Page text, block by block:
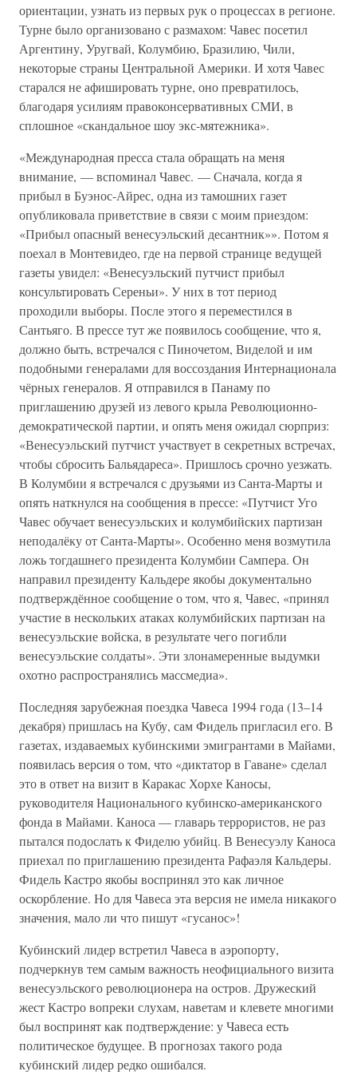
ориентации, узнать из первых рук о процессах в регионе.
Турне было организовано с размахом: Чавес посетил
Аргентину, Уругвай, Колумбию, Бразилию, Чили,
некоторые страны Центральной Америки. И хотя Чавес
старался не афишировать турне, оно превратилось,
благодаря усилиям правоконсервативных СМИ, в
сплошное «скандальное шоу экс-мятежника».
«Международная пресса стала обращать на меня
внимание, — вспоминал Чавес. — Сначала, когда я
прибыл в Буэнос-Айрес, одна из тамошних газет
опубликовала приветствие в связи с моим приездом:
«Прибыл опасный венесуэльский десантник»». Потом я
поехал в Монтевидео, где на первой странице ведущей
газеты увидел: «Венесуэльский путчист прибыл
консультировать Сереньи». У них в тот период
проходили выборы. После этого я переместился в
Сантьяго. В прессе тут же появилось сообщение, что я,
должно быть, встречался с Пиночетом, Виделой и им
подобными генералами для воссоздания Интернационала
чёрных генералов. Я отправился в Панаму по
приглашению друзей из левого крыла Революционно-
демократической партии, и опять меня ожидал сюрприз:
«Венесуэльский путчист участвует в секретных встречах,
чтобы сбросить Бальядареса». Пришлось срочно уезжать.
В Колумбии я встречался с друзьями из Санта-Марты и
опять наткнулся на сообщения в прессе: «Путчист Уго
Чавес обучает венесуэльских и колумбийских партизан
неподалёку от Санта-Марты». Особенно меня возмутила
ложь тогдашнего президента Колумбии Сампера. Он
направил президенту Кальдере якобы документально
подтверждённое сообщение о том, что я, Чавес, «принял
участие в нескольких атаках колумбийских партизан на
венесуэльские войска, в результате чего погибли
венесуэльские солдаты». Эти злонамеренные выдумки
охотно распространялись массмедиа».
Последняя зарубежная поездка Чавеса 1994 года (13–14
декабря) пришлась на Кубу, сам Фидель пригласил его. В
газетах, издаваемых кубинскими эмигрантами в Майами,
появилась версия о том, что «диктатор в Гаване» сделал
это в ответ на визит в Каракас Хорхе Каносы,
руководителя Национального кубинско-американского
фонда в Майами. Каноса — главарь террористов, не раз
пытался подослать к Фиделю убийц. В Венесуэлу Каноса
приехал по приглашению президента Рафаэля Кальдеры.
Фидель Кастро якобы воспринял это как личное
оскорбление. Но для Чавеса эта версия не имела никакого
значения, мало ли что пишут «гусанос»!
Кубинский лидер встретил Чавеса в аэропорту,
подчеркнув тем самым важность неофициального визита
венесуэльского революционера на остров. Дружеский
жест Кастро вопреки слухам, наветам и клевете многими
был воспринят как подтверждение: у Чавеса есть
политическое будущее. В прогнозах такого рода
кубинский лидер редко ошибался.